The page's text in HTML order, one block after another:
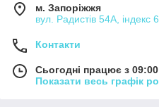
м. Запоріжжя
вул. Радистів 54А, індекс
Контакти
Сьогодні працює з
Показати весь графік